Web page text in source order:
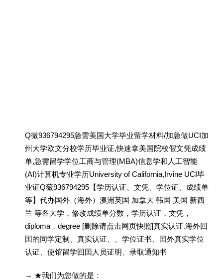
Q微936794295急需美国大学毕业留学材料/加急做UCI加
州大学欧文分校学历毕业证,快速拿美国院校假文凭成绩
单,急需留学学位工商与管理(MBA)信息学和人工智能
(AI)计算机专业学历University of California,Irvine UCI毕
业证Q薇936794295【学历认证、文凭、学位证、成绩单
等】代办国外（海外）澳洲英国 加拿大 韩国 美国 新西
兰 等各大学，修改成绩单分数，学历认证，文凭，
diploma，degree [删除请点击网页快照]真实认证.海外回
囯的同学定制、真实认证、、学位证书、囯外真实学位
认证、使馆留学回囯人员证明、录取通知书
→ ★我们为您做的是：